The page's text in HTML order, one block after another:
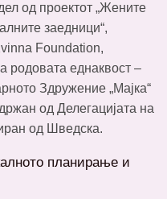
од проектот „Жените
заедници“,
Foundation,
родовата еднаквост –
Здружение „Мајка“
од Делегацијата на
од Шведска.
планирање и